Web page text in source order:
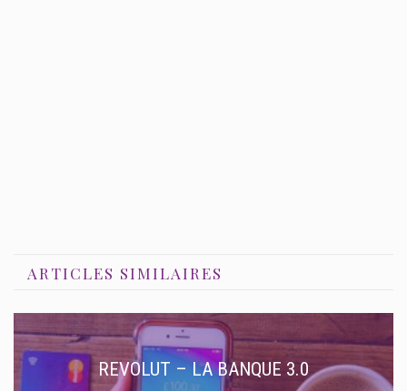
ARTICLES SIMILAIRES
REVOLUT – LA BANQUE 3.0